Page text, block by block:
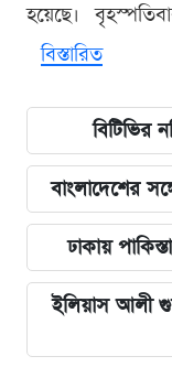
হয়েছে।
বিস্তারিত
বিটিভির
বাংলাদেশের
ঢাকায়
ইলিয়াস আলী